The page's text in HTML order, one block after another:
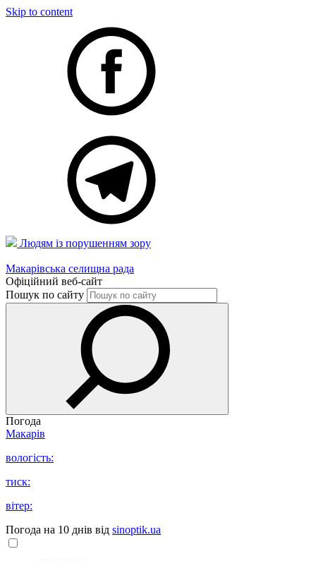
Skip to content
Людям із порушенням зору
Макарівська селищна рада
Офіційний веб-сайт
Пошук по сайту
Погода
Макарів
вологість:
тиск:
вітер:
Погода на 10 днів від sinoptik.ua